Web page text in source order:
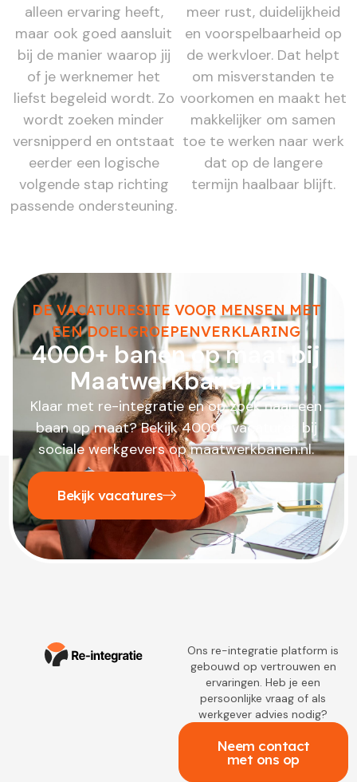
alleen ervaring heeft,
maar ook goed aansluit
bij de manier waarop jij
of je werknemer het
liefst begeleid wordt. Zo
wordt zoeken minder
versnipperd en ontstaat
eerder een logische
volgende stap richting
passende ondersteuning.
meer rust, duidelijkheid
en voorspelbaarheid op
de werkvloer. Dat helpt
om misverstanden te
voorkomen en maakt het
makkelijker om samen
toe te werken naar werk
dat op de langere
termijn haalbaar blijft.
DE VACATURESITE VOOR MENSEN MET
EEN DOELGROEPENVERKLARING
4000+ banen op maat bij
Maatwerkbanen.nl
Klaar met re-integratie en op zoek naar een
baan op maat? Bekijk 4000+ vacatures bij
sociale werkgevers op maatwerkbanen.nl.
Bekijk vacatures
Ons re-integratie platform is
gebouwd op vertrouwen en
ervaringen. Heb je een
persoonlijke vraag of als
werkgever advies nodig?
Neem contact
met ons op